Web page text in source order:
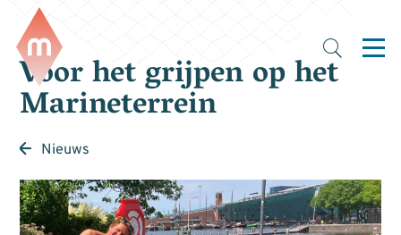
Voor het grijpen op het
Marineterrein
Nieuws